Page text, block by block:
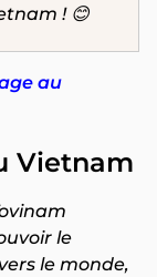
! 😊
au
Vietnam
le
le monde,